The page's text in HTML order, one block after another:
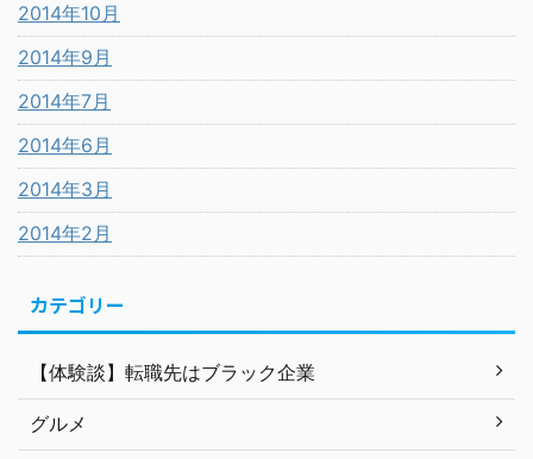
2014年10月
2014年9月
2014年7月
2014年6月
2014年3月
2014年2月
カテゴリー
【体験談】転職先はブラック企業
グルメ